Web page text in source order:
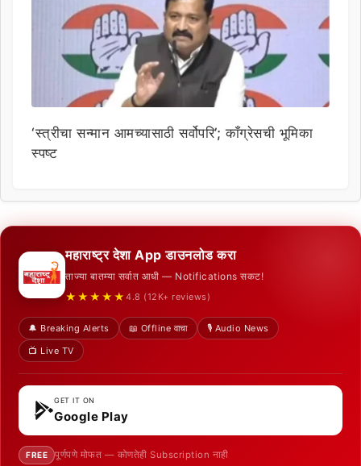
‘स्त्रीचा सन्मान आमच्यासाठी सर्वोपरि’; काँग्रेसची भूमिका
स्पष्ट
महाराष्ट्र देशा App डाउनलोड करा
ताज्या बातम्या सर्वात आधी — Notifications सकट!
★★★★★ 4.8 (12K+ reviews)
🔔 Breaking Alerts 📖 Offline वाचा
🎙️ Audio News
📺 Live TV
GET IT ON
Google Play
FREE पूर्णपणे मोफत — कोणतेही Subscription नाही